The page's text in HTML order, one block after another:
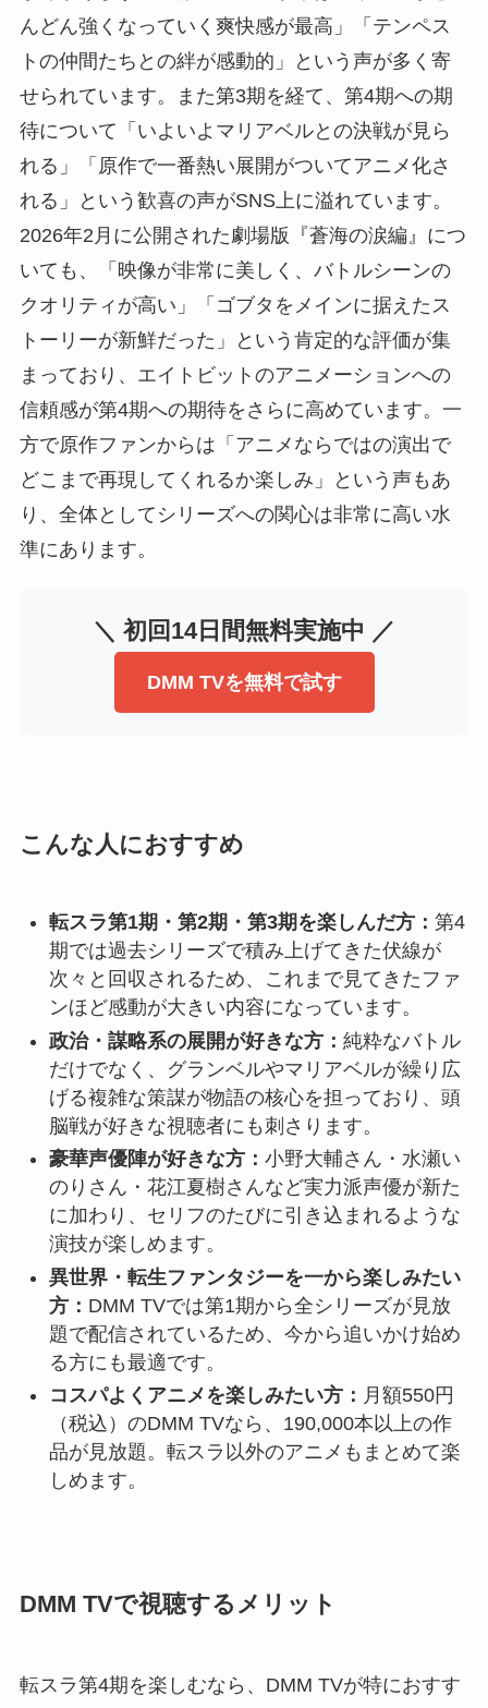
んどん強くなっていく爽快感が最高」「テンペス
トの仲間たちとの絆が感動的」という声が多く寄
せられています。また第3期を経て、第4期への期
待について「いよいよマリアベルとの決戦が見ら
れる」「原作で一番熱い展開がついてアニメ化さ
れる」という歓喜の声がSNS上に溢れています。
2026年2月に公開された劇場版『蒼海の涙編』につ
いても、「映像が非常に美しく、バトルシーンの
クオリティが高い」「ゴブタをメインに据えたス
トーリーが新鮮だった」という肯定的な評価が集
まっており、エイトビットのアニメーションへの
信頼感が第4期への期待をさらに高めています。一
方で原作ファンからは「アニメならではの演出で
どこまで再現してくれるか楽しみ」という声もあ
り、全体としてシリーズへの関心は非常に高い水
準にあります。
＼ 初回14日間無料実施中 ／
DMM TVを無料で試す
こんな人におすすめ
転スラ第1期・第2期・第3期を楽しんだ方： 第4
期では過去シリーズで積み上げてきた伏線が
次々と回収されるため、これまで見てきたファ
ンほど感動が大きい内容になっています。
政治・謀略系の展開が好きな方： 純粋なバトル
だけでなく、グランベルやマリアベルが繰り広
げる複雑な策謀が物語の核心を担っており、頭
脳戦が好きな視聴者にも刺さります。
豪華声優陣が好きな方： 小野大輔さん・水瀬い
のりさん・花江夏樹さんなど実力派声優が新た
に加わり、セリフのたびに引き込まれるような
演技が楽しめます。
異世界・転生ファンタジーを一から楽しみたい
方： DMM TVでは第1期から全シリーズが見放
題で配信されているため、今から追いかけ始め
る方にも最適です。
コスパよくアニメを楽しみたい方： 月額550円
（税込）のDMM TVなら、190,000本以上の作
品が見放題。転スラ以外のアニメもまとめて楽
しめます。
DMM TVで視聴するメリット
転スラ第4期を楽しむなら、DMM TVが特におすす